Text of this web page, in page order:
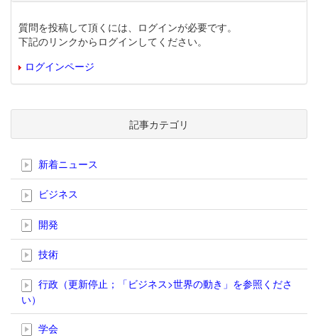
質問を投稿して頂くには、ログインが必要です。
下記のリンクからログインしてください。
ログインページ
記事カテゴリ
新着ニュース
ビジネス
開発
技術
行政（更新停止；「ビジネス>世界の動き」を参照くださ
い）
学会